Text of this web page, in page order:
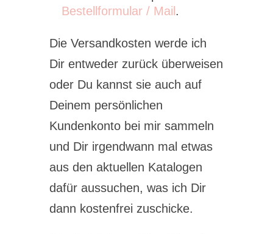
Bestellformular / Mail .
Die Versandkosten werde ich
Dir entweder zurück überweisen
oder Du kannst sie auch auf
Deinem persönlichen
Kundenkonto bei mir sammeln
und Dir irgendwann mal etwas
aus den aktuellen Katalogen
dafür aussuchen, was ich Dir
dann kostenfrei zuschicke.